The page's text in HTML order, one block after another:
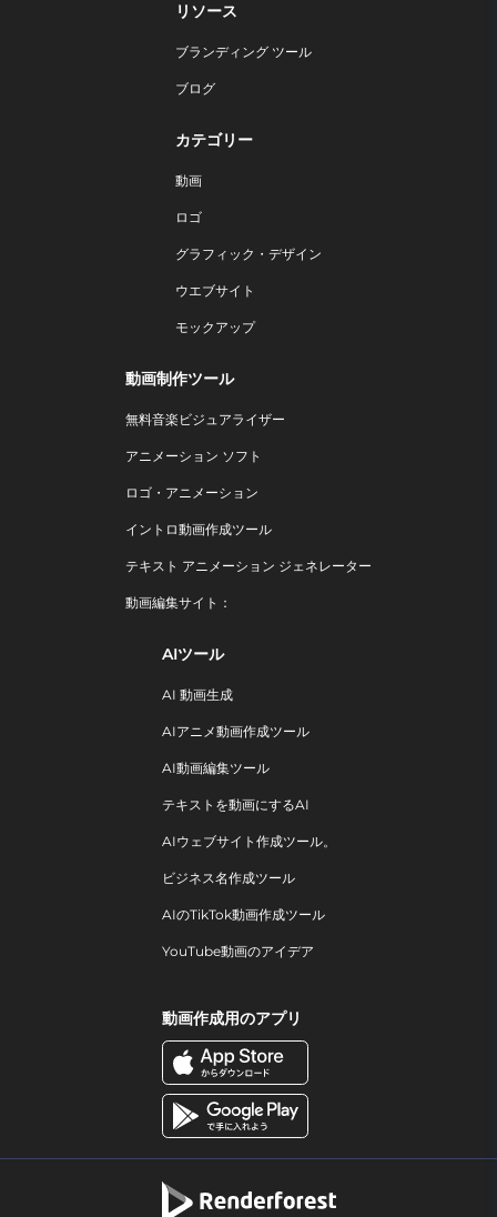
リソース
ブランディング ツール
ブログ
カテゴリー
動画
ロゴ
グラフィック・デザイン
ウエブサイト
モックアップ
動画制作ツール
無料音楽ビジュアライザー
アニメーション ソフト
ロゴ・アニメーション
イントロ動画作成ツール
テキスト アニメーション ジェネレーター
動画編集サイト：
AIツール
AI 動画生成
AIアニメ動画作成ツール
AI動画編集ツール
テキストを動画にするAI
AIウェブサイト作成ツール。
ビジネス名作成ツール
AIのTikTok動画作成ツール
YouTube動画のアイデア
動画作成用のアプリ